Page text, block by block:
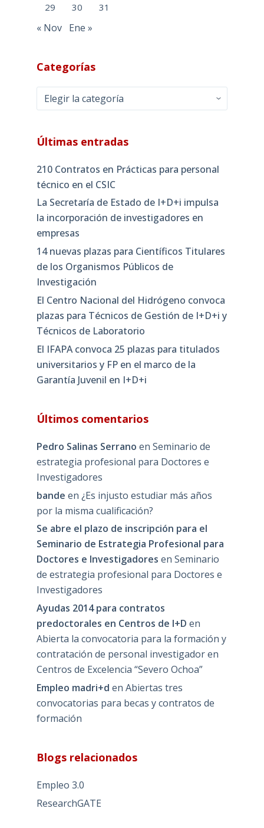
29 30 31
« Nov Ene »
Categorías
Categorías
Últimas entradas
210 Contratos en Prácticas para personal
técnico en el CSIC
La Secretaría de Estado de I+D+i impulsa
la incorporación de investigadores en
empresas
14 nuevas plazas para Científicos Titulares
de los Organismos Públicos de
Investigación
El Centro Nacional del Hidrógeno convoca
plazas para Técnicos de Gestión de I+D+i y
Técnicos de Laboratorio
El IFAPA convoca 25 plazas para titulados
universitarios y FP en el marco de la
Garantía Juvenil en I+D+i
Últimos comentarios
Pedro Salinas Serrano en Seminario de
estrategia profesional para Doctores e
Investigadores
bande en ¿Es injusto estudiar más años
por la misma cualificación?
Se abre el plazo de inscripción para el
Seminario de Estrategia Profesional para
Doctores e Investigadores en Seminario
de estrategia profesional para Doctores e
Investigadores
Ayudas 2014 para contratos
predoctorales en Centros de I+D en
Abierta la convocatoria para la formación y
contratación de personal investigador en
Centros de Excelencia “Severo Ochoa”
Empleo madri+d en Abiertas tres
convocatorias para becas y contratos de
formación
Blogs relacionados
Empleo 3.0
ResearchGATE